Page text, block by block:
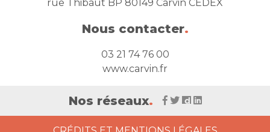
rue Thibaut BP 80149 Carvin CEDEX
Nous contacter.
03 21 74 76 00
www.carvin.fr
Nos réseaux.